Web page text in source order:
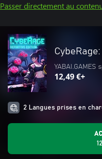
Passer directement au
YABAI.GAMES
12,49 €+
2 Langues prises en